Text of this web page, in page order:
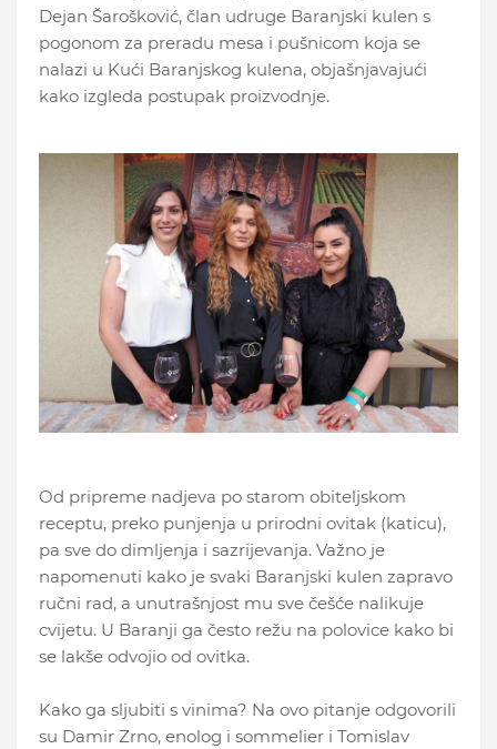
Dejan Šarošković, član udruge Baranjski kulen s
pogonom za preradu mesa i pušnicom koja se
nalazi u Kući Baranjskog kulena, objašnjavajući
kako izgleda postupak proizvodnje.
Od pripreme nadjeva po starom obiteljskom
receptu, preko punjenja u prirodni ovitak (katicu),
pa sve do dimljenja i sazrijevanja. Važno je
napomenuti kako je svaki Baranjski kulen zapravo
ručni rad, a unutrašnjost mu sve češće nalikuje
cvijetu. U Baranji ga često režu na polovice kako bi
se lakše odvojio od ovitka.
Kako ga sljubiti s vinima? Na ovo pitanje odgovorili
su Damir Zrno, enolog i sommelier i Tomislav